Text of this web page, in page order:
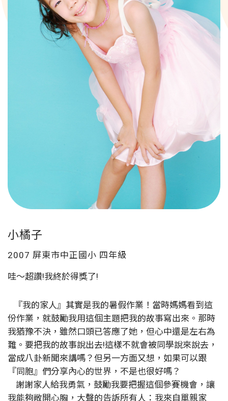
小橘子
2007 屏東市中正國小 四年級
哇～超讚!我終於得獎了!
『我的家人』其實是我的暑假作業！當時媽媽看到這
份作業，就鼓勵我用這個主題把我的故事寫出來。那時
我猶豫不決，雖然口頭已答應了她，但心中還是左右為
難。要把我的故事說出去!這樣不就會被同學說來說去，
當成八卦新聞來講嗎？但另一方面又想，如果可以跟
『同胞』們分享內心的世界，不是也很好嗎？
謝謝家人給我勇氣，鼓勵我要把握這個參賽機會，讓
我能夠敞開心胸，大聲的告訴所有人：我來自單親家